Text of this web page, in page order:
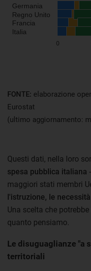
FONTE: elaborazione
Eurostat
(ultimo aggiornamento:
Questi dati, nella loro
spesa pubblica italiana
maggiori stati membri
l'istruzione, le
Una scelta che
quanto pensiamo.
Le disuguaglianze "a
territoriali